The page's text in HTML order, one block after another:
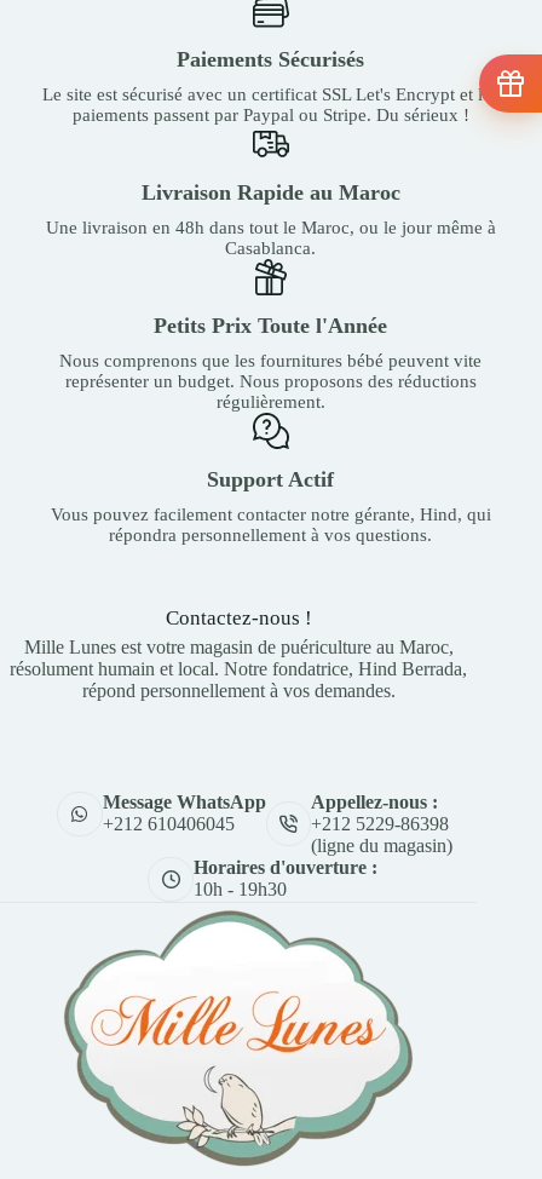
Paiements Sécurisés
Le site est sécurisé avec un certificat SSL Let's Encrypt et les
paiements passent par Paypal ou Stripe. Du sérieux !
Livraison Rapide au Maroc
Une livraison en 48h dans tout le Maroc, ou le jour même à
Casablanca.
Petits Prix Toute l'Année
Nous comprenons que les fournitures bébé peuvent vite
représenter un budget. Nous proposons des réductions
régulièrement.
Support Actif
Vous pouvez facilement contacter notre gérante, Hind, qui
répondra personnellement à vos questions.
Contactez-nous !
Mille Lunes est votre magasin de puériculture au Maroc,
résolument humain et local. Notre fondatrice, Hind Berrada,
répond personnellement à vos demandes.
Message WhatsApp
+212 610406045
Appellez-nous :
+212 5229-86398
(ligne du magasin)
Horaires d'ouverture :
10h - 19h30